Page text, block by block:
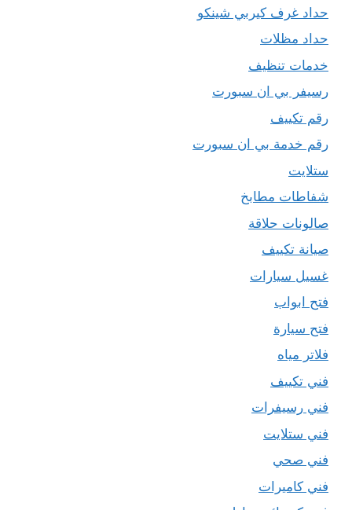
حداد غرف كيربي شينكو
حداد مظلات
خدمات تنظيف
رسيفر بي ان سبورت
رقم تكييف
رقم خدمة بي ان سبورت
ستلايت
شفاطات مطابخ
صالونات حلاقة
صيانة تكييف
غسيل سيارات
فتح ابواب
فتح سيارة
فلاتر مياه
فني تكييف
فني رسيفرات
فني ستلايت
فني صحي
فني كاميرات